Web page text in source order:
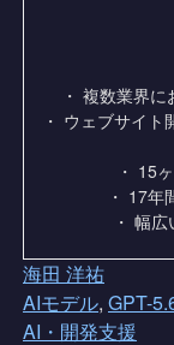
・ 複数業界
・ ウェブサイ
・ 15
・ 17
・ 幅
海田 洋祐
AIモデル, GPT-
AI・開発支援